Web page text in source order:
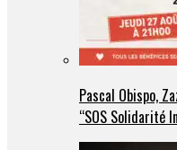
Pascal Obispo,
“SOS Solidarité